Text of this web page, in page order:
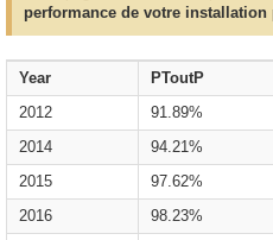
performance de votre
Year PToutP
2012
91.89%
2014
94.21%
2015
97.62%
2016
98.23%